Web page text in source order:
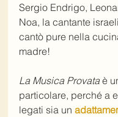
Sergio Endrigo,
Noa, la cantante
cantò pure nella
madre!
La Musica Provata è
particolare, perché a
legati sia un